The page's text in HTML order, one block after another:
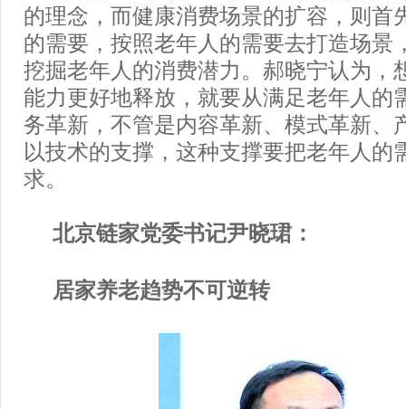
的理念，而健康消费场景的扩容，则首
的需要，按照老年人的需要去打造场景
挖掘老年人的消费潜力。郝晓宁认为，
能力更好地释放，就要从满足老年人的
务革新，不管是内容革新、模式革新、
以技术的支撑，这种支撑要把老年人的
求。
北京链家党委书记尹晓珺：
居家养老趋势不可逆转